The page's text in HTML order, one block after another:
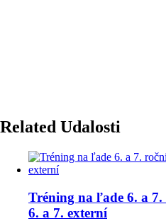
Related Udalosti
Tréning na ľade 6. a
6. a 7. externí